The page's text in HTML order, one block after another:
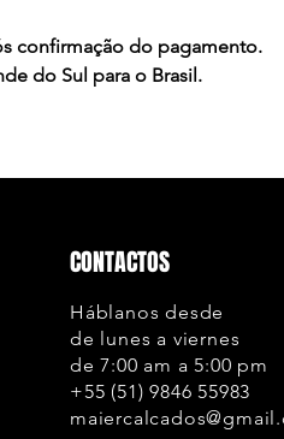
confirmação do pagamento.
do Sul para o Brasil.
CONTACTOS
Háblanos desde
de lunes a viernes
de 7:00 am a 5:00 pm
+55 (51) 9846 55983